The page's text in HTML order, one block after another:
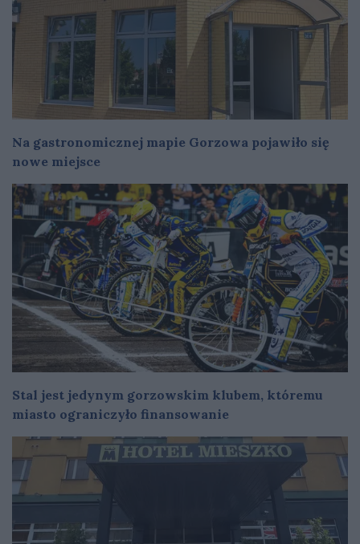
Na gastronomicznej mapie Gorzowa pojawiło się
nowe miejsce
Stal jest jedynym gorzowskim klubem, któremu
miasto ograniczyło finansowanie